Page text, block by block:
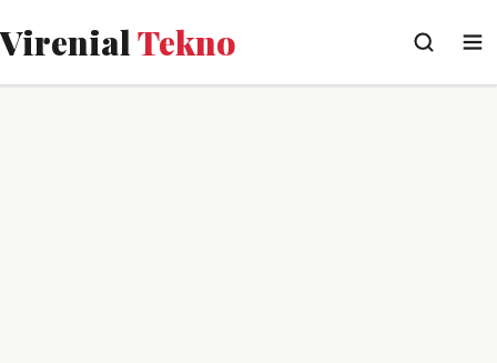
VirenialTekno